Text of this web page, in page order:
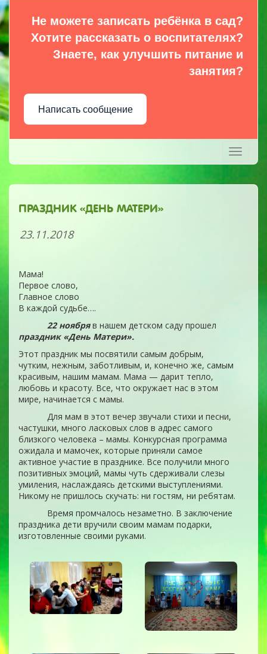
Не можете записать ребёнка в сад?
Хотите рассказать о воспитателях?
Знаете, как улучшить питание и
занятия?
Написать сообщение
Toggle
ПРАЗДНИК «ДЕНЬ МАТЕРИ»
23.11.2018
Мама!
Первое слово,
Главное слово
В каждой судьбе….
22 ноябряв нашем детском саду прошел
праздник «День Матери».
Этот праздник мы посвятили самым добрым,
чутким, нежным, заботливым, и, конечно же, самым
красивым, нашим мамам. Мама — дарит тепло,
любовь и красоту. Все, что окружает нас в этом
мире, начинается с мамы.
Для мам в этот вечер звучали стихи и песни,
частушки, много ласковых слов в адрес самого
близкого человека – мамы. Конкурсная программа
ожидала и мамочек, которые приняли самое
активное участие в празднике. Все получили много
позитивных эмоций, мамы чуть сдерживали слезы
умиления, наслаждаясь детскими выступлениями.
Никому не пришлось скучать: ни гостям, ни ребятам.
Время промчалось незаметно. В заключение
праздника дети вручили своим мамам подарки,
изготовленные своими руками.